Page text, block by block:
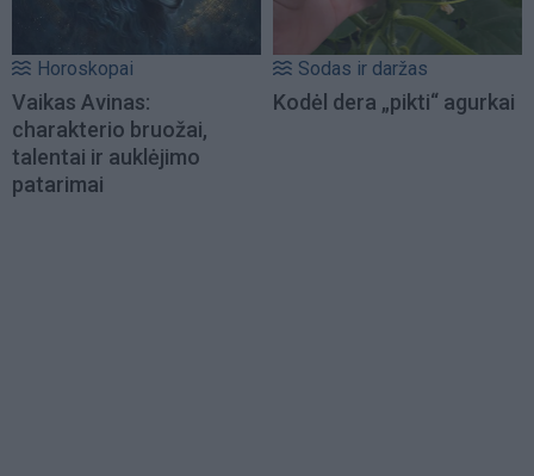
Horoskopai
Vaikas Avinas:
charakterio bruožai,
talentai ir auklėjimo
patarimai
Sodas ir daržas
Kodėl dera „pikti“ agurkai